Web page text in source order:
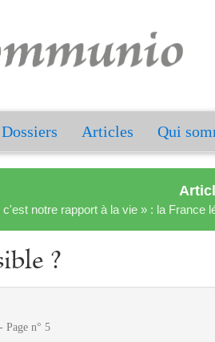
Dossiers Articles Qui
notre rapport à la vie » : la France
?
Page n° 5